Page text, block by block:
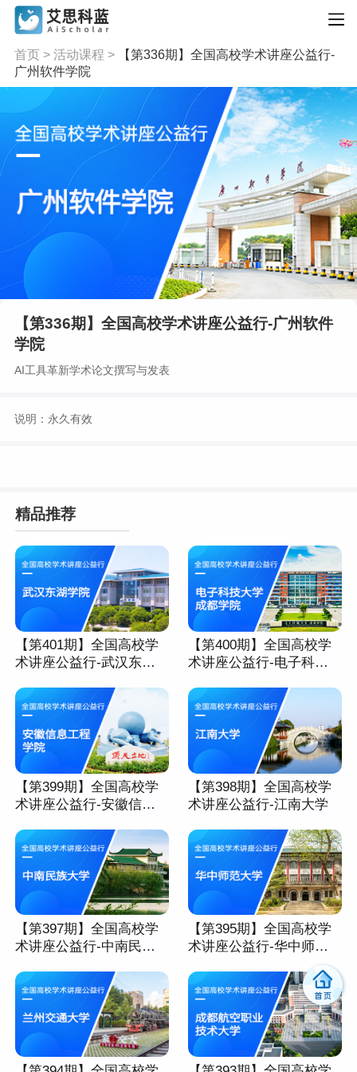
首页> 活动课程 >
【第336期】全国高校学术讲座公益行-
广州软件学院
【第336期】全国高校学术讲座公益行-广州软件
学院
AI工具革新学术论文撰写与发表
说明：永久有效
精品推荐
【第401期】全国高校学
术讲座公益行-武汉东湖
【第400期】全国高校学
术讲座公益行-电子科技
【第399期】全国高校学
术讲座公益行-安徽信息
【第398期】全国高校学
术讲座公益行-江南大学
【第397期】全国高校学
术讲座公益行-中南民族
【第395期】全国高校学
术讲座公益行-华中师范